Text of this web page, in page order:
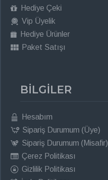
Hediye Çeki
Vip Üyelik
Hediye Ürünler
Paket Satışı
BİLGİLER
Hesabım
Sipariş Durumum (Üye)
Sipariş Durumum (Misafir)
Çerez Politikası
Gizlilik Politikası